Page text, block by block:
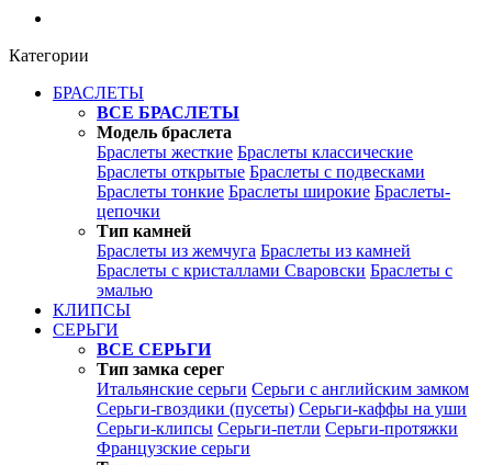
Категории
БРАСЛЕТЫ
ВСЕ БРАСЛЕТЫ
Модель браслета
Браслеты жесткие Браслеты классические
Браслеты открытые Браслеты с подвесками
Браслеты тонкие Браслеты широкие Браслеты-
цепочки
Тип камней
Браслеты из жемчуга Браслеты из камней
Браслеты с кристаллами Сваровски Браслеты с
эмалью
КЛИПСЫ
СЕРЬГИ
ВСЕ СЕРЬГИ
Тип замка серег
Итальянские серьги Серьги с английским замком
Серьги-гвоздики (пусеты) Серьги-каффы на уши
Серьги-клипсы Серьги-петли Серьги-протяжки
Французские серьги